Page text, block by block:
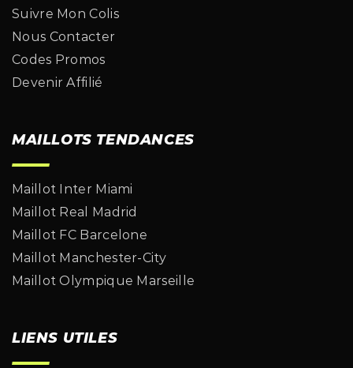
Suivre Mon Colis
Nous Contacter
Codes Promos
Devenir Affilié
MAILLOTS TENDANCES
Maillot Inter Miami
Maillot Real Madrid
Maillot FC Barcelone
Maillot Manchester-City
Maillot Olympique Marseille
LIENS UTILES